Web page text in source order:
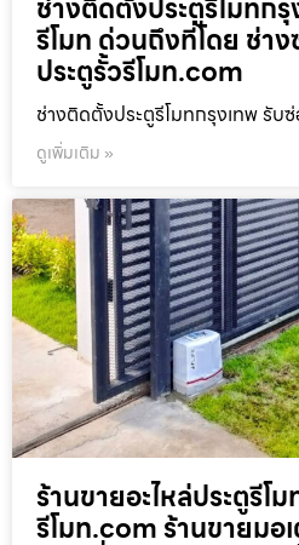
ช่างติดตั้งประตูรีโมทก
รีโมท ด่วนถึงที่โดย ช่า
ประตูรั้วรีโมท.com
ช่างติดตั้งประตูรีโมทกรุงเทพ รับ
ดูเพิ่มเติม »
ร้านขายอะไหล่ประตูรีโ
รีโมท.com ร้านขายมอ